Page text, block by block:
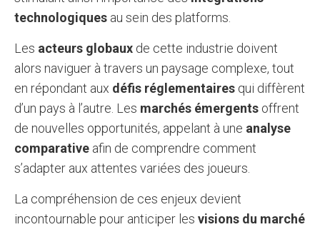
technologiques au sein des platforms.
Les acteurs globaux de cette industrie doivent
alors naviguer à travers un paysage complexe, tout
en répondant aux défis réglementaires qui diffèrent
d’un pays à l’autre. Les marchés émergents offrent
de nouvelles opportunités, appelant à une analyse
comparative afin de comprendre comment
s’adapter aux attentes variées des joueurs.
La compréhension de ces enjeux devient
incontournable pour anticiper les visions du marché